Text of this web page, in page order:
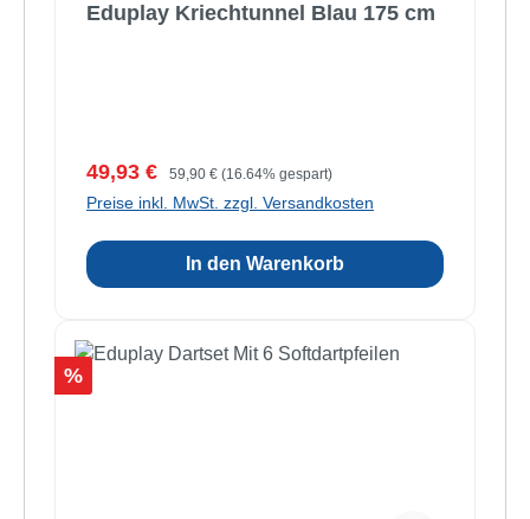
Eduplay Kriechtunnel Blau 175 cm
Verkaufspreis:
49,93 € Regulärer Preis:
59,90 € (16.64% gespart)
Preise inkl. MwSt. zzgl. Versandkosten
In den Warenkorb
Rabatt
%